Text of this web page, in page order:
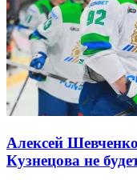
Алексей
Кузнецова не